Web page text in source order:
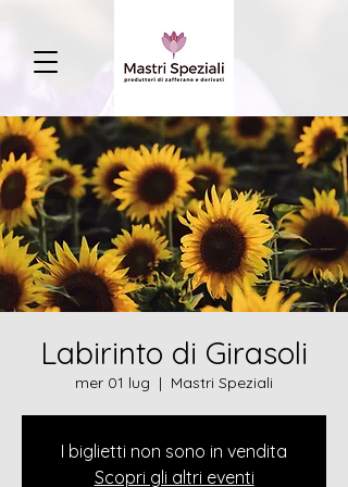
Labirinto di Girasoli
mer 01 lug
  |
Mastri Speziali
I biglietti non sono in vendita
Scopri gli altri eventi